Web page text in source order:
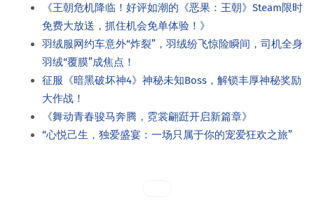
《王朝危机降临！好评如潮的《恶果：王朝》Steam限时
免费大放送，抓住机会免单体验！》
羽绒服网约车意外“炸裂”，羽绒纷飞惊险瞬间，司机全身
羽绒“覆膜”成焦点！
征服《暗黑破坏神4》神秘未知Boss，解锁丰厚神秘奖励
大作战！
《舞动青春骏马奔腾，霓裳翩跹开启新篇章》
“心悦己生，独爱盛宴：一场只属于你的宠爱狂欢之旅”